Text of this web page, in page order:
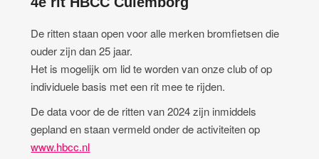
De ritten staan open voor alle merken bromfietsen die
ouder zijn dan 25 jaar.
Het is mogelijk om lid te worden van onze club of op
individuele basis met een rit mee te rijden.
De data voor de de ritten van 2024 zijn inmiddels
gepland en staan vermeld onder de activiteiten op
www.hbcc.nl